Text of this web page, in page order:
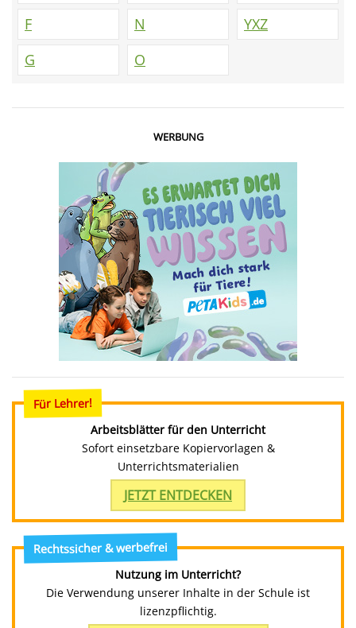
F
G
N
O
YXZ
WERBUNG
Für Lehrer!
Arbeitsblätter für den Unterricht
Sofort einsetzbare Kopiervorlagen &
Unterrichtsmaterialien
JETZT ENTDECKEN
Rechtssicher & werbefrei
Nutzung im Unterricht?
Die Verwendung unserer Inhalte in der Schule ist
lizenzpflichtig.